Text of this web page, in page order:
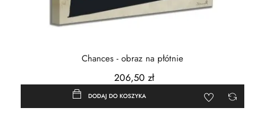
Chances - obraz na płótnie
206,50 zł
DODAJ DO KOSZYKA